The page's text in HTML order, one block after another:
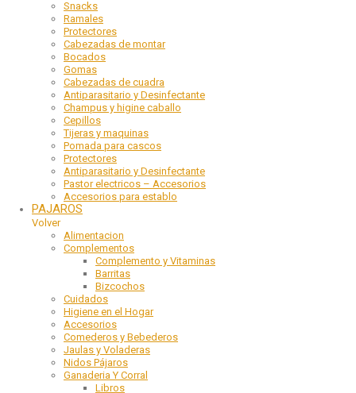
Snacks
Ramales
Protectores
Cabezadas de montar
Bocados
Gomas
Cabezadas de cuadra
Antiparasitario y Desinfectante
Champus y higine caballo
Cepillos
Tijeras y maquinas
Pomada para cascos
Protectores
Antiparasitario y Desinfectante
Pastor electricos – Accesorios
Accesorios para establo
PAJAROS
Volver
Alimentacion
Complementos
Complemento y Vitaminas
Barritas
Bizcochos
Cuidados
Higiene en el Hogar
Accesorios
Comederos y Bebederos
Jaulas y Voladeras
Nidos Pájaros
Ganaderia Y Corral
Libros